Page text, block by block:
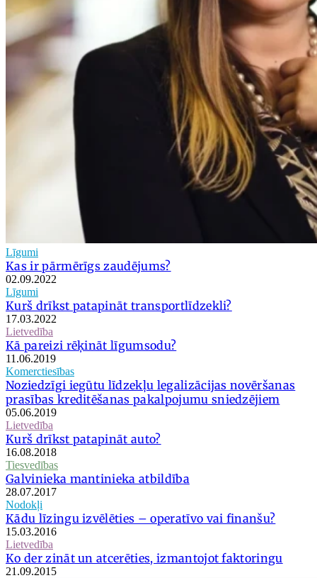
Līgumi
Kas ir pārmērīgs zaudējums?
02.09.2022
Līgumi
Kurš drīkst patapināt transportlīdzekli?
17.03.2022
Lietvedība
Kā pareizi rēķināt līgumsodu?
11.06.2019
Komerctiesības
Noziedzīgi iegūtu līdzekļu legalizācijas novēršanas
prasības kreditēšanas pakalpojumu sniedzējiem
05.06.2019
Lietvedība
Kurš drīkst patapināt auto?
16.08.2018
Tiesvedības
Galvinieka mantinieka atbildība
28.07.2017
Nodokļi
Kādu līzingu izvēlēties – operatīvo vai finanšu?
15.03.2016
Lietvedība
Ko der zināt un atcerēties, izmantojot faktoringu
21.09.2015